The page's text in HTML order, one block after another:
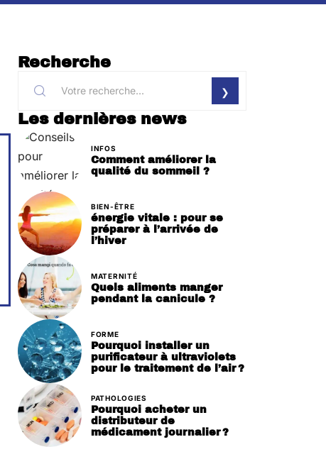
Recherche
Les dernières news
INFOS
Comment améliorer la
qualité du sommeil ?
BIEN-ÊTRE
énergie vitale : pour se
préparer à l’arrivée de
l’hiver
MATERNITÉ
Quels aliments manger
pendant la canicule ?
FORME
Pourquoi installer un
purificateur à ultraviolets
pour le traitement de l’air ?
PATHOLOGIES
Pourquoi acheter un
distributeur de
médicament journalier ?